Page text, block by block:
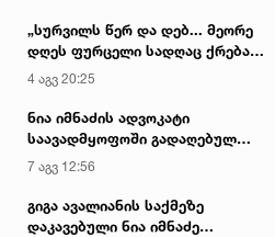
„სურვილს წერ და დებ... მეორე
დღეს ფურცელი სადღაც ქრება
და სურვილი სრულდება...“ -
სასწაულმოქმედი ტაძარი შიდა
ქართლში
4 აგვ 20:25
ნია იმნაძის ადვოკატი
საავადმყოფოში გადაღებულ
კადრებს ავრცელებს
7 აგვ 12:56
გიგა ავალიანის საქმეზე
დაკავებული ნია იმნაძე